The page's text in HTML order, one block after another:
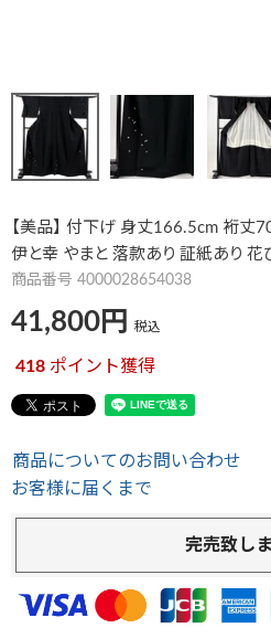
【美品】 付下げ 身丈166.5cm 裄
伊と幸 やまと 落款あり 証紙あり
商品番号 4000028654038
41,800 税込
418 ポイント獲得
商品についてのお問い合わせ
お客様に届くまで
完売致し